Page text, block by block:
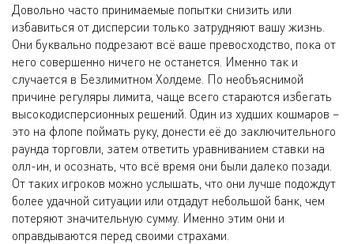
Довольно часто принимаемые попытки снизить или
избавиться от дисперсии только затрудняют вашу жизнь.
Они буквально подрезают всё ваше превосходство, пока от
него совершенно ничего не останется. Именно так и
случается в Безлимитном Холдеме. По необъяснимой
причине регуляры лимита, чаще всего стараются избегать
высокодисперсионных решений. Один из худших кошмаров –
это на флопе поймать руку, донести её до заключительного
раунда торговли, затем ответить уравниванием ставки на
олл-ин, и осознать, что всё время они были далеко позади.
От таких игроков можно услышать, что они лучше подождут
более удачной ситуации или отдадут небольшой банк, чем
потеряют значительную сумму. Именно этим они и
оправдываются перед своими страхами.